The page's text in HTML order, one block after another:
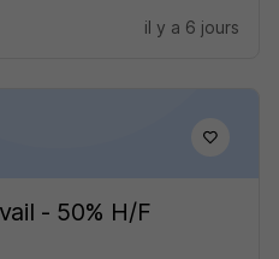
il y a 6 jours
- 50% H/F